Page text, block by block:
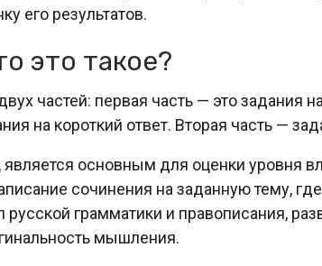
его результатов.
это такое?
частей: первая часть — это задания
на короткий ответ. Вторая часть —
является основным для оценки уровня
сочинения на заданную тему,
грамматики и правописания,
мышления.